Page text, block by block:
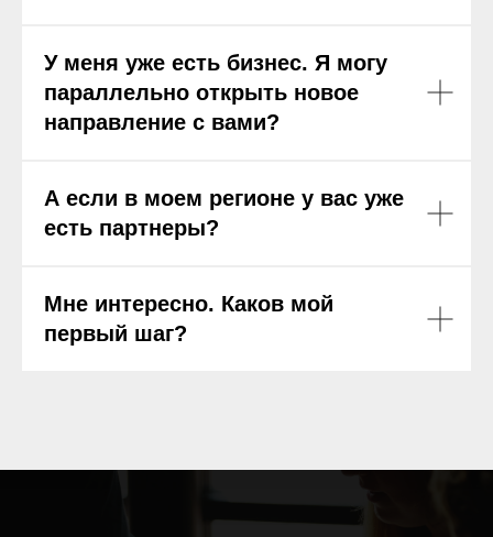
У меня уже есть бизнес. Я могу
параллельно открыть новое
направление с вами?
А если в моем регионе у вас уже
есть партнеры?
Мне интересно. Каков мой
первый шаг?